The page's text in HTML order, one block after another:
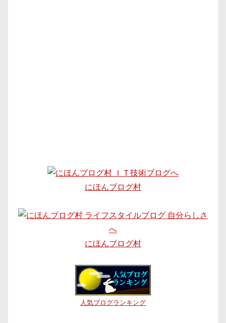
にほんブログ村
にほんブログ村
人気ブログランキング